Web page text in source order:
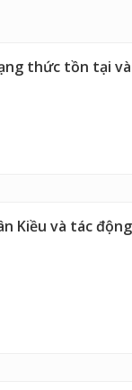
thức tồn tại
Kiều và tác